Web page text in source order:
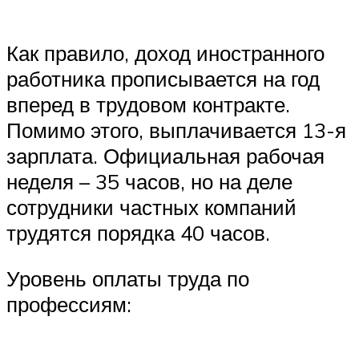
Как правило, доход иностранного
работника прописывается на год
вперед в трудовом контракте.
Помимо этого, выплачивается 13-я
зарплата. Официальная рабочая
неделя – 35 часов, но на деле
сотрудники частных компаний
трудятся порядка 40 часов.
Уровень оплаты труда по
профессиям: